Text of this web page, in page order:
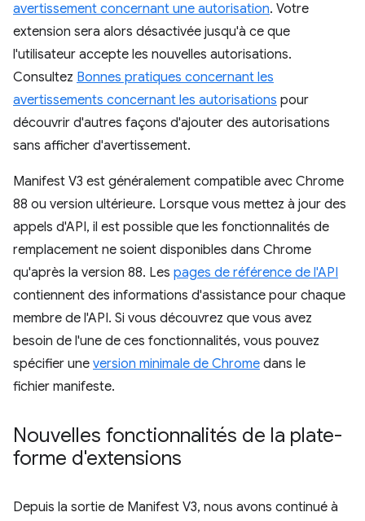
avertissement concernant une autorisation. Votre
extension sera alors désactivée jusqu'à ce que
l'utilisateur accepte les nouvelles autorisations.
Consultez Bonnes pratiques concernant les
avertissements concernant les autorisations pour
découvrir d'autres façons d'ajouter des autorisations
sans afficher d'avertissement.
Manifest V3 est généralement compatible avec Chrome
88 ou version ultérieure. Lorsque vous mettez à jour des
appels d'API, il est possible que les fonctionnalités de
remplacement ne soient disponibles dans Chrome
qu'après la version 88. Les pages de référence de l'API
contiennent des informations d'assistance pour chaque
membre de l'API. Si vous découvrez que vous avez
besoin de l'une de ces fonctionnalités, vous pouvez
spécifier une version minimale de Chrome dans le
fichier manifeste.
Nouvelles fonctionnalités de la plate-
forme d'extensions
Depuis la sortie de Manifest V3, nous avons continué à